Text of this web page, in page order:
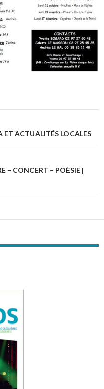
ET ACTUALITÉS LOCALES
– CONCERT – POÉSIE |